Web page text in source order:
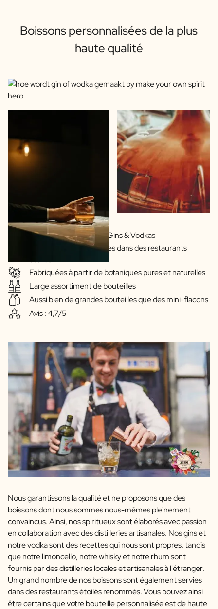
Boissons personnalisées de la plus
haute qualité
Recettes exclusives de Gins & Vodkas
Nos boissons sont servies dans des restaurants
étoilés
Fabriquées à partir de botaniques pures et naturelles
Large assortiment de bouteilles
Aussi bien de grandes bouteilles que des mini-flacons
Avis : 4,7/5
Nous garantissons la qualité et ne proposons que des
boissons dont nous sommes nous-mêmes pleinement
convaincus. Ainsi, nos spiritueux sont élaborés avec passion
en collaboration avec des distilleries artisanales. Nos gins et
notre vodka sont des recettes qui nous sont propres, tandis
que notre limoncello, notre whisky et notre rhum sont
fournis par des distilleries locales et artisanales à l'étranger.
Un grand nombre de nos boissons sont également servies
dans des restaurants étoilés renommés. Vous pouvez ainsi
être certains que votre bouteille personnalisée est de haute